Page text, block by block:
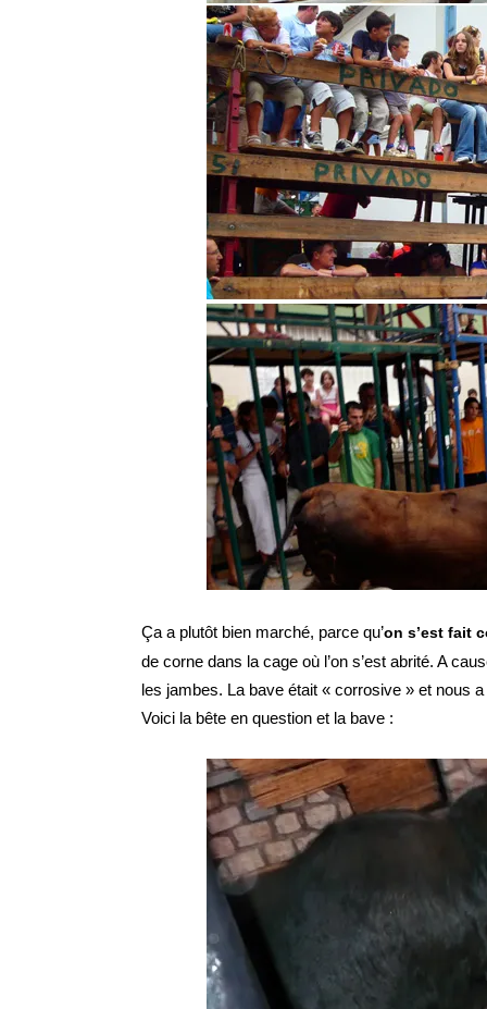
Ça a plutôt bien marché, parce qu’on s’est fait
de corne dans la cage où l’on s’est abrité. A
les jambes. La bave était « corrosive » et nous
Voici la bête en question et la bave :